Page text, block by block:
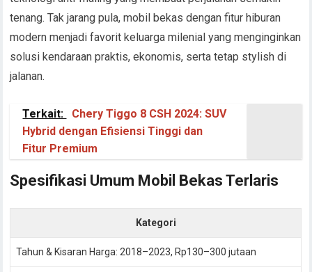
tenang. Tak jarang pula, mobil bekas dengan fitur hiburan
modern menjadi favorit keluarga milenial yang menginginkan
solusi kendaraan praktis, ekonomis, serta tetap stylish di
jalanan.
Terkait:
Chery Tiggo 8 CSH 2024: SUV
Hybrid dengan Efisiensi Tinggi dan
Fitur Premium
Spesifikasi Umum Mobil Bekas Terlaris
Kategori
Tahun & Kisaran Harga: 2018–2023, Rp130–300 jutaan